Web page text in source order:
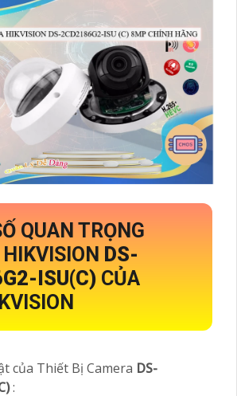
QUAN TRỌNG
DS-
ISU(C) CỦA
của Thiết Bị Camera DS-
: